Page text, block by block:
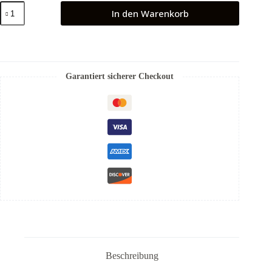
Die
Neunzehn
Menge
In den Warenkorb
Garantiert sicherer Checkout
Beschreibung